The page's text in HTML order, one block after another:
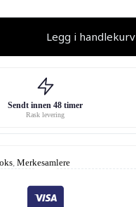
Legg i handlekurv
Sendt innen 48 timer
Rask levering
Merkesamlere